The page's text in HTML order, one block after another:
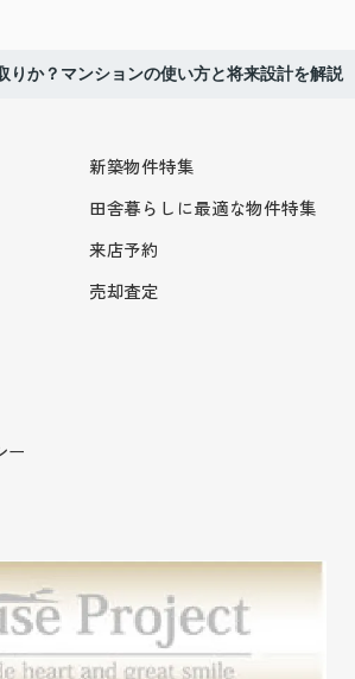
りか？マンションの使い方と将来設計を解説
新築物件特集
田舎暮らしに最適な物件特集
来店予約
売却査定
ー